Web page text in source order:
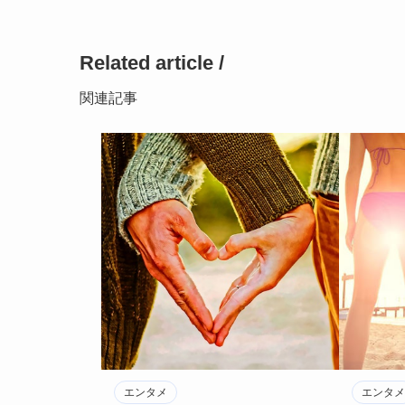
Related article /
関連記事
エンタメ エンタメ